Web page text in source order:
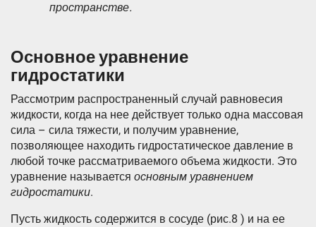
пространстве.
Основное уравнение
гидростатики
Рассмотрим распространенный случай равновесия
жидкости, когда на нее действует только одна массовая
сила – сила тяжести, и получим уравнение,
позволяющее находить гидростатическое давление в
любой точке рассматриваемого объема жидкости. Это
уравнение называется основным уравнением
гидростатики.
Пусть жидкость содержится в сосуде (рис.8 ) и на ее